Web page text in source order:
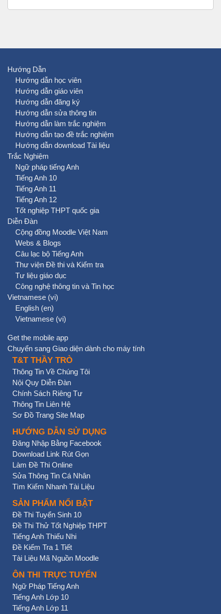
Hướng Dẫn
Hướng dẫn học viên
Hướng dẫn giáo viên
Hướng dẫn đăng ký
Hướng dẫn sửa thông tin
Hướng dẫn làm trắc nghiệm
Hướng dẫn tạo đề trắc nghiệm
Hướng dẫn download Tài liệu
Trắc Nghiệm
Ngữ pháp tiếng Anh
Tiếng Anh 10
Tiếng Anh 11
Tiếng Anh 12
Tốt nghiệp THPT quốc gia
Diễn Đàn
Cộng đồng Moodle Việt Nam
Webs & Blogs
Câu lạc bộ Tiếng Anh
Thư viện Đề thi và Kiểm tra
Tư liệu giáo dục
Công nghệ thông tin và Tin học
Vietnamese ‎(vi)‎
English ‎(en)‎
Vietnamese ‎(vi)‎
Get the mobile app
Chuyển sang Giao diện dành cho máy tính
T&T THẦY TRÒ
Thông Tin Về Chúng Tôi
Nội Quy Diễn Đàn
Chính Sách Riêng Tư
Thông Tin Liên Hệ
Sơ Đồ Trang Site Map
HƯỚNG DẪN SỬ DỤNG
Đăng Nhập Bằng Facebook
Download Link Rút Gọn
Làm Đề Thi Online
Sửa Thông Tin Cá Nhân
Tìm Kiếm Nhanh Tài Liệu
SẢN PHẨM NỔI BẬT
Đề Thi Tuyển Sinh 10
Đề Thi Thử Tốt Nghiệp THPT
Tiếng Anh Thiếu Nhi
Đề Kiểm Tra 1 Tiết
Tài Liệu Mã Nguồn Moodle
ÔN THI TRỰC TUYẾN
Ngữ Pháp Tiếng Anh
Tiếng Anh Lớp 10
Tiếng Anh Lớp 11